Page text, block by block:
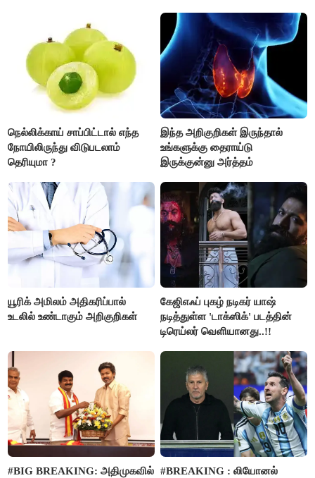
நெல்லிக்காய் சாப்பிட்டால் எந்த
நோயிலிருந்து விடுபடலாம்
தெரியுமா ?
இந்த அறிகுறிகள் இருந்தால்
உங்களுக்கு தைராய்டு
இருக்குன்னு அர்த்தம்
யூரிக் அமிலம் அதிகரிப்பால்
உடலில் உண்டாகும் அறிகுறிகள்
கேஜிஎஃப் புகழ் நடிகர் யாஷ்
நடித்துள்ள 'டாக்‌ஸிக்' படத்தின்
டிரெய்லர் வெளியானது..!!
#BIG BREAKING: அதிமுகவில் #BREAKING : லியோனல்